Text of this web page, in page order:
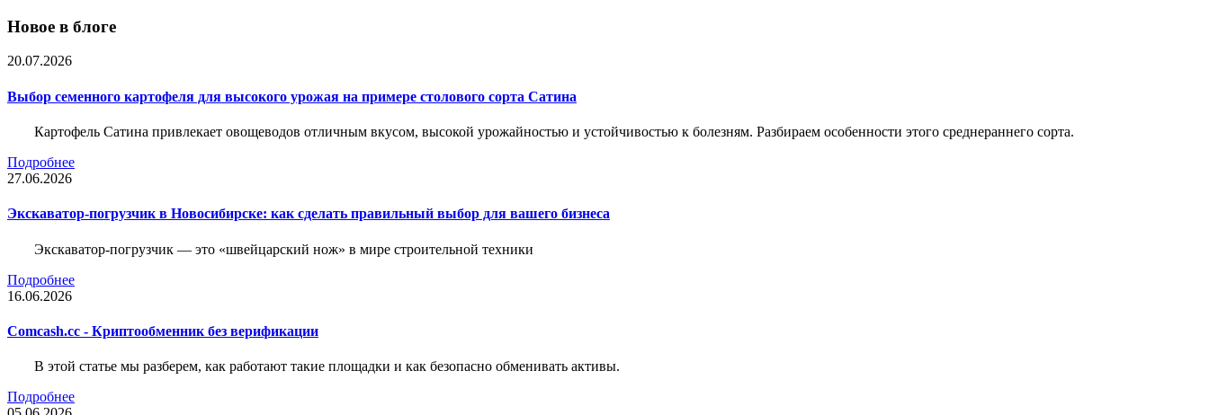
Новое в блоге
20.07.2026
Выбор семенного картофеля для высокого урожая на примере столового сорта Сатина
Картофель Сатина привлекает овощеводов отличным вкусом, высокой урожайностью и устойчивостью к болезням. Разбираем особенности этого среднераннего сорта.
Подробнее
27.06.2026
Экскаватор-погрузчик в Новосибирске: как сделать правильный выбор для вашего бизнеса
Экскаватор-погрузчик — это «швейцарский нож» в мире строительной техники
Подробнее
16.06.2026
Comcash.cc - Криптообменник без верификации
В этой статье мы разберем, как работают такие площадки и как безопасно обменивать активы.
Подробнее